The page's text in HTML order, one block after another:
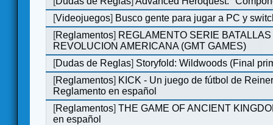
[Videojuegos] Busco gente para jugar a PC y
[Reglamentos] REGLAMENTO SERIE
REVOLUCION AMERICANA (GMT GAMES)
[Dudas de Reglas] Storyfold: Wildwoods (Final
[Reglamentos] KICK - Un juego de fútbol de
Reglamento en español
[Reglamentos]THE GAME OF ANCIENT
en español